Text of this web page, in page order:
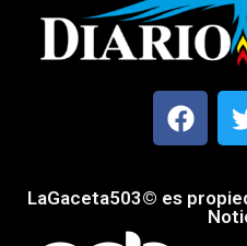
LaGaceta503© es